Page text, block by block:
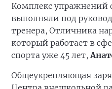
Комплекс упражнений
выполняли под
тренера, Отличника
который работает в
спорта уже 45 лет,
Общеукрепляющая